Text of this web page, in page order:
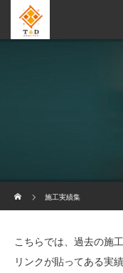
施工実績集
こちらでは、過去の施
リンクが貼ってある実